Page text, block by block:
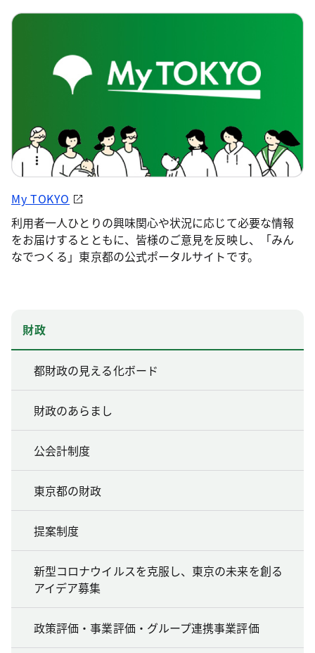
My TOKYO
利用者一人ひとりの興味関心や状況に応じて必要な情報
をお届けするとともに、皆様のご意見を反映し、「みん
なでつくる」東京都の公式ポータルサイトです。
財政
都財政の見える化ボード
財政のあらまし
公会計制度
東京都の財政
提案制度
新型コロナウイルスを克服し、東京の未来を創る
アイデア募集
政策評価・事業評価・グループ連携事業評価